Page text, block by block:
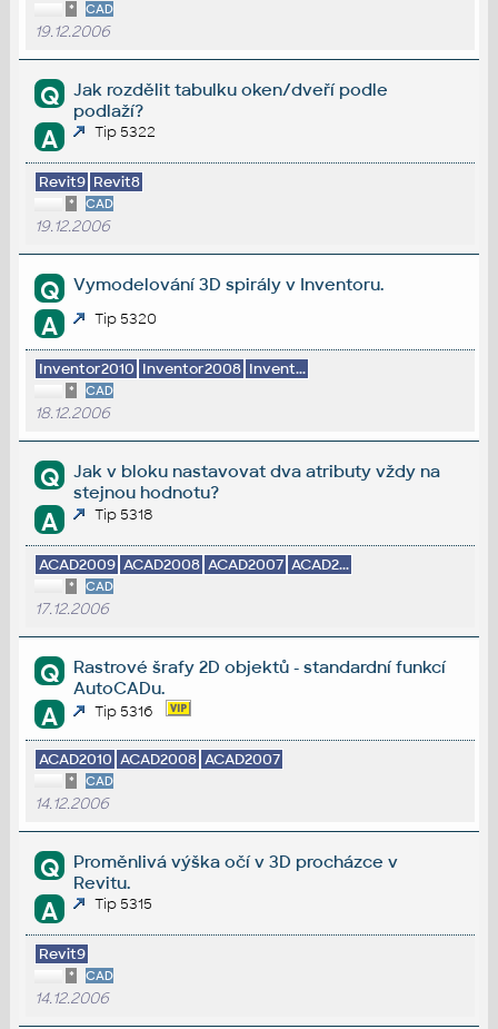
* CAD
19.12.2006
Q
Jak rozdělit tabulku oken/dveří podle
podlaží?
A Tip 5322
Revit9 Revit8
* CAD
19.12.2006
Q Vymodelování 3D spirály v Inventoru.
A Tip 5320
Inventor2010 Inventor2008 Invent...
* CAD
18.12.2006
Q
Jak v bloku nastavovat dva atributy vždy na
stejnou hodnotu?
A Tip 5318
ACAD2009 ACAD2008 ACAD2007 ACAD2...
* CAD
17.12.2006
Q
Rastrové šrafy 2D objektů - standardní funkcí
AutoCADu.
A Tip 5316
ACAD2010 ACAD2008 ACAD2007
* CAD
14.12.2006
Q
Proměnlivá výška očí v 3D procházce v
Revitu.
A Tip 5315
Revit9
* CAD
14.12.2006